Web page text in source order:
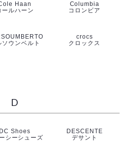
Haan
ールハーン
Columbia
コロンビア
ソウンベルト
crocs
クロックス
D
DC Shoes
シーシューズ
DESCENTE
デサント